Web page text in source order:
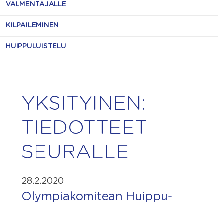
VALMENTAJALLE
KILPAILEMINEN
HUIPPULUISTELU
YKSITYINEN:
TIEDOTTEET
SEURALLE
28.2.2020
Olympiakomitean Huippu-